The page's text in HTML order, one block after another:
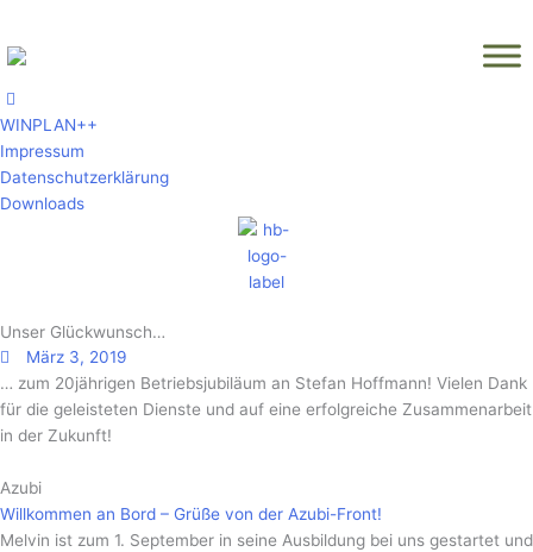
springen
WINPLAN++
Impressum
Datenschutzerklärung
Downloads
Unser Glückwunsch…
März 3, 2019
… zum 20jährigen Betriebsjubiläum an Stefan Hoffmann! Vielen Dank
für die geleisteten Dienste und auf eine erfolgreiche Zusammenarbeit
in der Zukunft!
Azubi
Willkommen an Bord – Grüße von der Azubi-Front!
Melvin ist zum 1. September in seine Ausbildung bei uns gestartet und